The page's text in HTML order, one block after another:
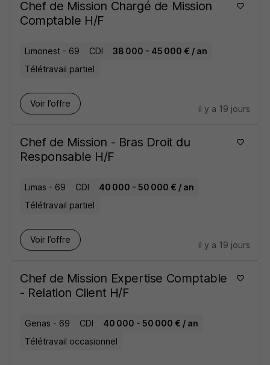
Chef de Mission Chargé de Mission
Comptable H/F
Limonest - 69 CDI
38 000 - 45 000 € / an
Télétravail partiel
Voir l’offre
il y a 19 jours
Chef de Mission - Bras Droit du
Responsable H/F
Limas - 69 CDI
40 000 - 50 000 € / an
Télétravail partiel
Voir l’offre
il y a 19 jours
Chef de Mission Expertise Comptable
- Relation Client H/F
Genas - 69 CDI
40 000 - 50 000 € / an
Télétravail occasionnel